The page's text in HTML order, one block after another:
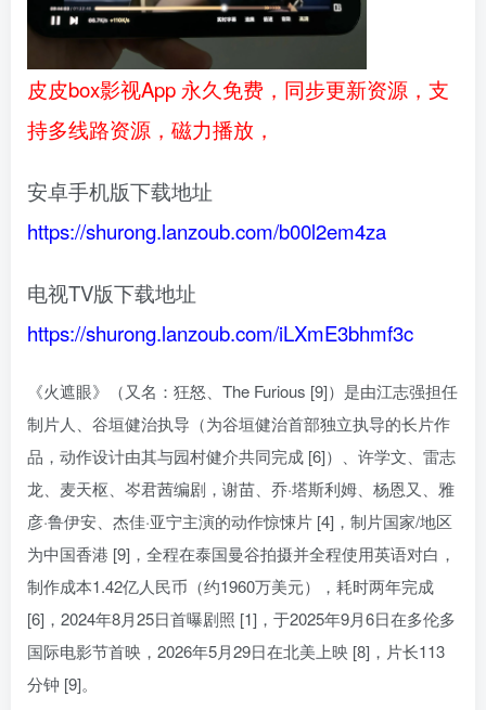
皮皮box影视App 永久免费，同步更新资源，支
持多线路资源，磁力播放，
安卓手机版下载地址
https://shurong.lanzoub.com/b00l2em4za
电视TV版下载地址
https://shurong.lanzoub.com/iLXmE3bhmf3c
《火遮眼》（又名：狂怒、The Furious [9]）是由江志强担任
制片人、谷垣健治执导（为谷垣健治首部独立执导的长片作
品，动作设计由其与园村健介共同完成 [6]）、许学文、雷志
龙、麦天枢、岑君茜编剧，谢苗、乔·塔斯利姆、杨恩又、雅
彦·鲁伊安、杰佳·亚宁主演的动作惊悚片 [4]，制片国家/地区
为中国香港 [9]，全程在泰国曼谷拍摄并全程使用英语对白，
制作成本1.42亿人民币（约1960万美元），耗时两年完成
[6]，2024年8月25日首曝剧照 [1]，于2025年9月6日在多伦多
国际电影节首映，2026年5月29日在北美上映 [8]，片长113
分钟 [9]。